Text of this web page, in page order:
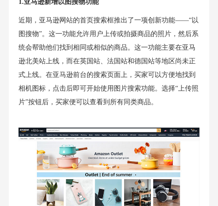
1.亚马逊新增以图搜物功能
近期，亚马逊网站的首页搜索框推出了一项创新功能——“以
图搜物”。这一功能允许用户上传或拍摄商品的照片，然后系
统会帮助他们找到相同或相似的商品。这一功能主要在亚马
逊北美站上线，而在英国站、法国站和德国站等地区尚未正
式上线。在亚马逊前台的搜索页面上，买家可以方便地找到
相机图标，点击后即可开始使用图片搜索功能。选择“上传照
片”按钮后，买家便可以查看到所有同类商品。